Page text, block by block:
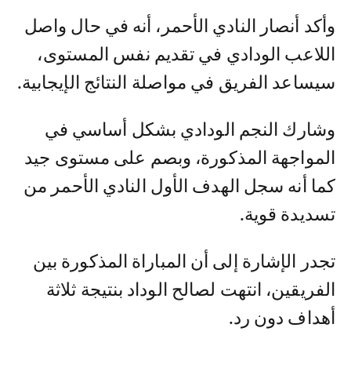
وأكد أنصار النادي الأحمر، أنه في حال واصل
اللاعب الودادي في تقديم نفس المستوى،
سيساعد الفريق في مواصلة النتائج الإيجابية.
وشارك النجم الودادي بشكل أساسي في
المواجهة المذكورة، وبصم على مستوى جيد
كما أنه سجل الهدف الأول النادي الأحمر من
تسديدة قوية.
تجدر الإشارة إلى أن المباراة المذكورة بين
الفريقين، انتهت لصالح الوداد بنتيجة ثلاثة
أهداف دون رد.